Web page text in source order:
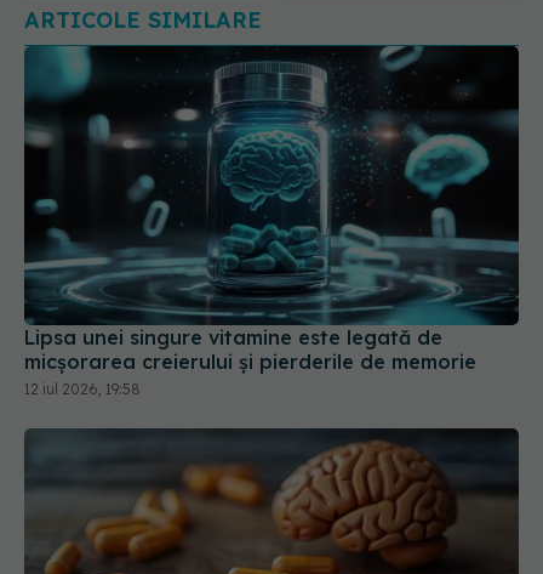
ARTICOLE SIMILARE
Lipsa unei singure vitamine este legată de
micșorarea creierului și pierderile de memorie
12 iul 2026, 19:58